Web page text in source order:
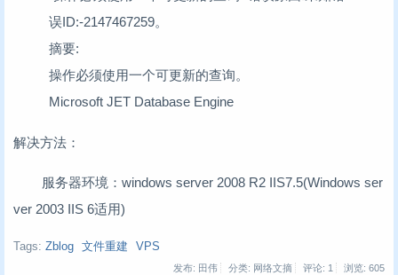
误ID:-2147467259。
摘要:
操作必须使用一个可更新的查询。
Microsoft JET Database Engine
解决方法：
服务器环境：windows server 2008 R2 IIS7.5(Windows ser
ver 2003 IIS 6适用)
Tags: Zblog 文件重建 VPS
发布: 田伟 分类: 网络文摘 评论: 1 浏览: 605